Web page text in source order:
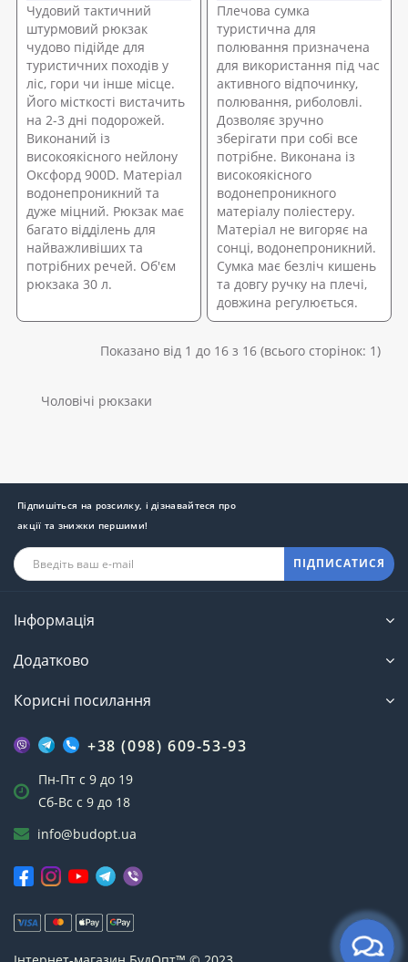
Чудовий тактичний
штурмовий рюкзак
чудово підійде для
туристичних походів у
ліс, гори чи інше місце.
Його місткості вистачить
на 2-3 дні подорожей.
Виконаний із
високоякісного нейлону
Оксфорд 900D. Матеріал
водонепроникний та
дуже міцний. Рюкзак має
багато відділень для
найважливіших та
потрібних речей. Об'єм
рюкзака 30 л.
Плечова сумка
туристична для
полювання призначена
для використання під час
активного відпочинку,
полювання, риболовлі.
Дозволяє зручно
зберігати при собі все
потрібне. Виконана із
високоякісного
водонепроникного
матеріалу поліестеру.
Матеріал не вигоряє на
сонці, водонепроникний.
Сумка має безліч кишень
та довгу ручку на плечі,
довжина регулюється.
Показано від 1 до 16 з 16 (всього сторінок: 1)
Чоловічі рюкзаки
Підпишіться на розсилку, і дізнавайтеся про
акції та знижки першими!
ПІДПИСАТИСЯ
Інформація
Додатково
Корисні посилання
+38 (098) 609-53-93
Пн-Пт с 9 до 19
Сб-Вс с 9 до 18
info@budopt.ua